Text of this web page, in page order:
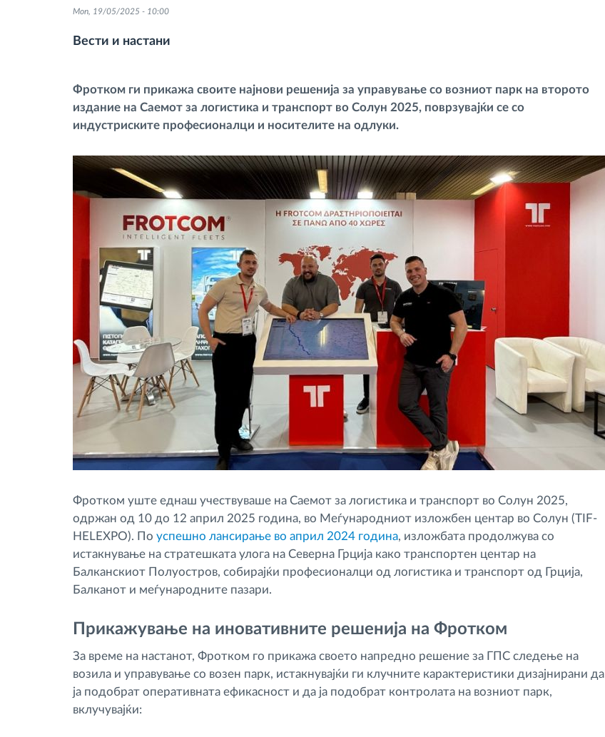
Контрола на пристап
Планирање и следење на рутите
Автоматска идентификација на
возачите
Откријте ги сите можности
Mon, 19/05/2025 - 10:00
Вести и настани
Фротком ги прикажа своите најнови решенија за управување со возниот парк на второто
издание на Саемот за логистика и транспорт во Солун 2025, поврзувајќи се со
индустриските професионалци и носителите на одлуки.
Фротком уште еднаш учествуваше на Саемот за логистика и транспорт во Солун 2025,
одржан од 10 до 12 април 2025 година, во Меѓународниот изложбен центар во Солун (TIF-
HELEXPO). По успешно лансирање во април 2024 година, изложбата продолжува со
истакнување на стратешката улога на Северна Грција како транспортен центар на
Балканскиот Полуостров, собирајќи професионалци од логистика и транспорт од Грција,
Балканот и меѓународните пазари.
Прикажување на иновативните решенија на Фротком
За време на настанот, Фротком го прикажа своето напредно решение за ГПС следење на
возила и управување со возен парк, истакнувајќи ги клучните карактеристики дизајнирани да
ја подобрат оперативната ефикасност и да ја подобрат контролата на возниот парк,
вклучувајќи: